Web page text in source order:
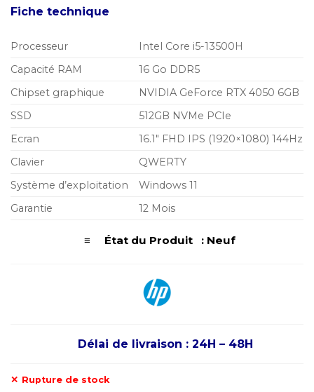
Fiche technique
Processeur
Intel Core i5-13500H
Capacité RAM
16 Go DDR5
Chipset graphique
NVIDIA GeForce RTX 4050 6GB
SSD
512GB NVMe PCIe
Ecran
16.1″ FHD IPS (1920×1080) 144Hz
Clavier
QWERTY
Système d’exploitation
Windows 11
Garantie
12 Mois
≡ État du Produit : Neuf
Délai de livraison : 24H – 48H
Rupture de stock